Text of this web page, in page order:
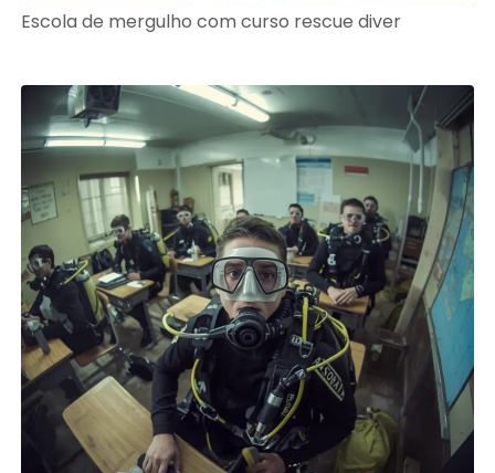
Escola de mergulho com curso rescue diver